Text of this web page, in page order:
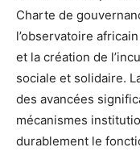
Charte de
l’observatoire
et la création de
sociale et solidaire.
des avancées
mécanismes
durablement le